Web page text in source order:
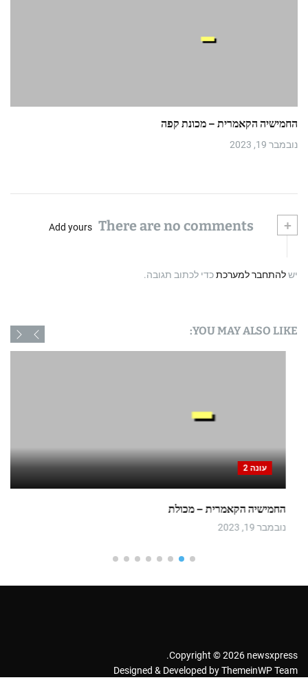
החמישיה הקאמרית – מכונת קפה
נובמבר 19, 2023
+
Add yours
ישלהתחבר למערכתכדי לכתוב תגובה.
YOU MAY ALSO LIKE:
עונה 2
החמישיה הקאמרית – מכולת
נובמבר 19, 2023
Copyright © 2026 newsxpress.
Designed & Developed byThemeinWP Team